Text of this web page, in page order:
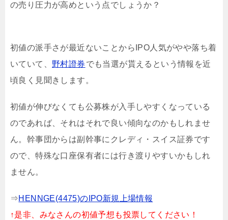
の売り圧力が高めという点でしょうか？
初値の派手さが最近ないことからIPO人気がやや落ち着
いていて、 野村證券 でも当選が貰えるという情報を近
頃良く見聞きします。
初値が伸びなくても公募株が入手しやすくなっている
のであれば、それはそれで良い傾向なのかもしれませ
ん。幹事団からは副幹事にクレディ・スイス証券です
ので、特殊な口座保有者には行き渡りやすいかもしれ
ません。
⇒HENNGE(4475)のIPO新規上場情報
↑是非、みなさんの初値予想も投票してください！